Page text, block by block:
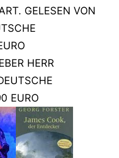
GELESEN VON
HERR
EURO